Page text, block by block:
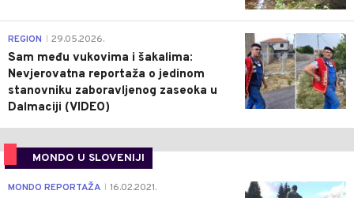
0
REGION 29.05.2026.
Sam među vukovima i šakalima:
Nevjerovatna reportaža o jedinom
stanovniku zaboravljenog zaseoka u
Dalmaciji (VIDEO)
MONDO U SLOVENIJI
4
MONDO REPORTAŽA 16.02.2021.